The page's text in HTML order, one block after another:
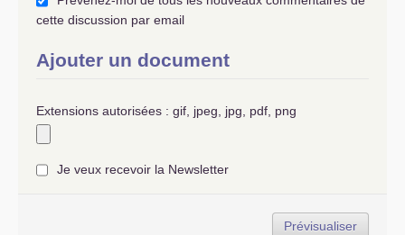
cette discussion par email
Ajouter un document
Extensions autorisées : gif, jpeg, jpg, pdf, png
Je veux recevoir la Newsletter